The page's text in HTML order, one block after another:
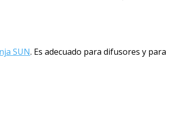
SUN. Es adecuado para difusores y para